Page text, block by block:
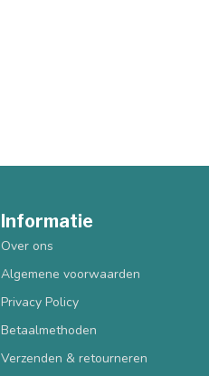
Informatie
Over ons
Algemene voorwaarden
Privacy Policy
Betaalmethoden
Verzenden & retourneren